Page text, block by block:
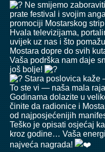
Ne smijemo
prate festival i svojim
promociji Mostarskog
Hvala televizijama,
uvijek uz nas i što
Mostara dopre do svih
Vaša podrška nam daje
još bolje!
Stara poslovica kaže
To ste vi — naša mala
Godinama dolazite u
činite da radionice i
od najposjećenijih
Teško je opisati osjećaj
kroz godine… Vaša
najveća nagrada!